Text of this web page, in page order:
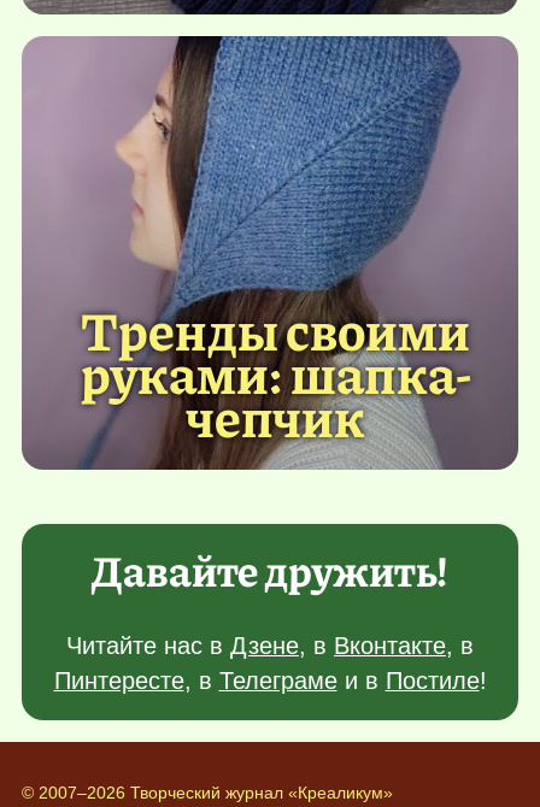
Тренды своими
руками: шапка-
чепчик
Давайте дружить!
Читайте нас в Дзене, в Вконтакте, в
Пинтересте, в Телеграмеи в Постиле!
© 2007–2026 Творческий журнал «Креаликум»